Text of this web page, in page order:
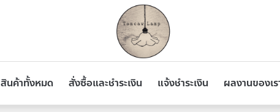
สินค้าทั้งหมด สั่งซื้อและชำระเงิน แจ้งชำระเงิน ผลงานของเร